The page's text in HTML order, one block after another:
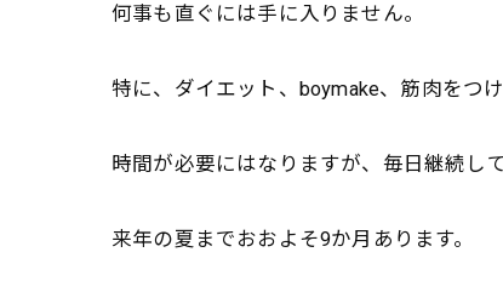
何事も直ぐには手に入りません。
特に、ダイエット、boymake、筋肉をつ
時間が必要にはなりますが、 毎日継続し
来年の夏までおおよそ9か月あります。